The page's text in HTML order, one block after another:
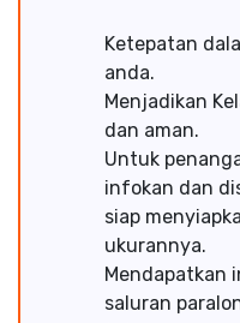
Ketepatan
anda.
Menjadikan
dan aman.
Untuk
infokan dan
siap
ukurannya.
Mendapatkan
saluran